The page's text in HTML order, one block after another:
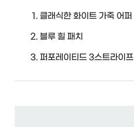
클래식한 화이트 가죽 어퍼
블루 힐 패치
퍼포레이티드 3스트라이프